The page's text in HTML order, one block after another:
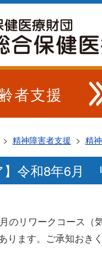
者支援
> 精神障害者支援 > 精
】令和8年6月
のリワークコース（
ます。ご承知おきく